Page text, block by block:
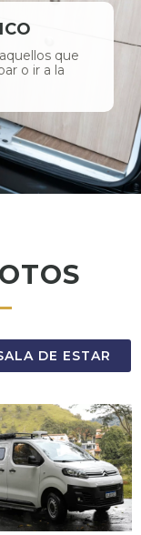
que
o ir a la
DE ESTAR